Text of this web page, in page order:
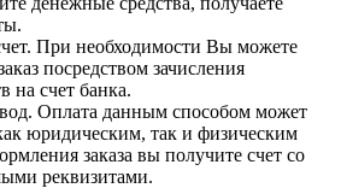
При необходимости Вы можете
посредством зачисления
на счет банка.
Оплата данным способом может
юридическим, так и физическим
заказа вы получите счет со
реквизитами.